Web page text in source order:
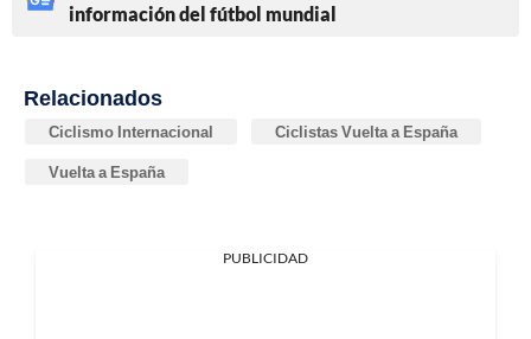
información del fútbol mundial
Relacionados
Ciclismo Internacional Ciclistas Vuelta a España
Vuelta a España
PUBLICIDAD